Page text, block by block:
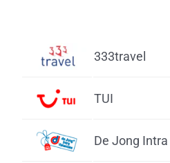
333travel
TUI
De Jong Intra